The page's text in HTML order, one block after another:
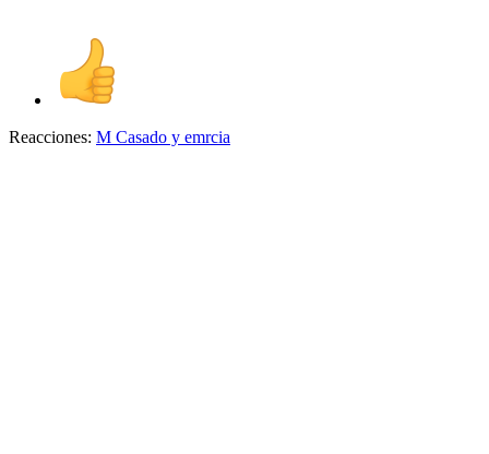
Reacciones: M Casado y emrcia